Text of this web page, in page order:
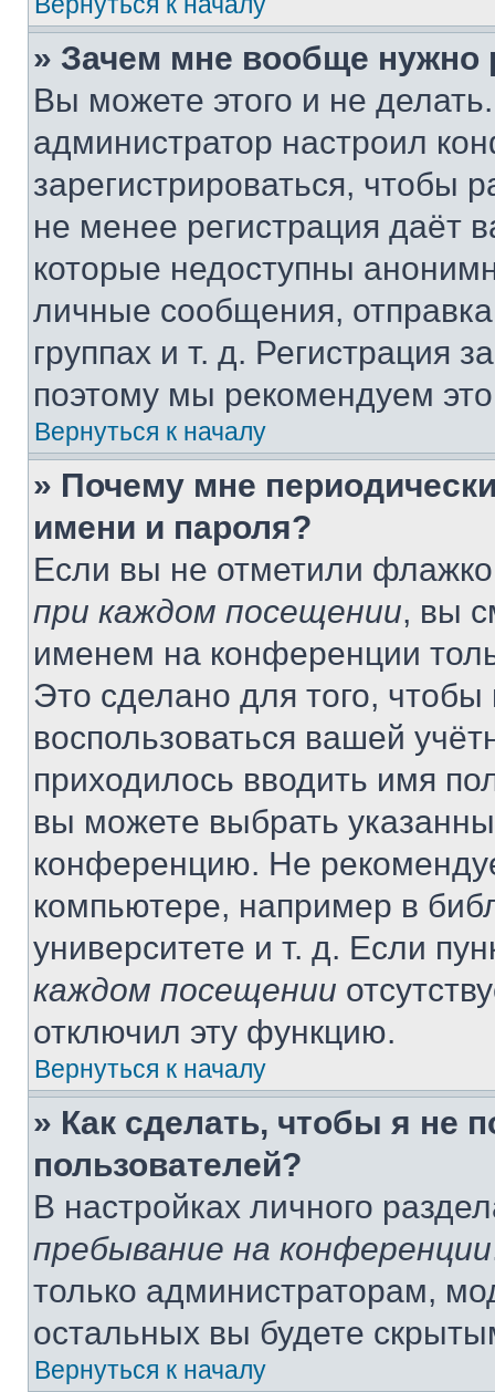
» Зачем мне вообще нужно
Вы можете этого и не
администратор настроил
зарегистрироваться, чтобы
не менее регистрация даёт
которые недоступны
личные сообщения,
группах и т. д. Регистрация
поэтому мы рекомендуем
Вернуться к началу
» Почему мне
имени и пароля?
Если вы не отметили
при каждом посещении, вы
именем на конференции
Это сделано для того, чтобы
воспользоваться вашей
приходилось вводить имя
вы можете выбрать
конференцию. Не
компьютере, например в
университете и т. д. Если
каждом посещении
отключил эту функцию.
Вернуться к началу
» Как сделать, чтобы я не
пользователей?
В настройках личного
пребывание на конференции
только администраторам,
остальных вы будете
Вернуться к началу